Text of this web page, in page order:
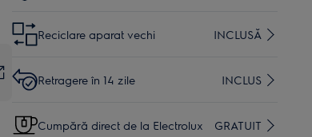
Reciclare aparat vechi INCLUSĂ
Retragere în 14 zile INCLUS
Cumpără direct de la Electrolux GRATUIT